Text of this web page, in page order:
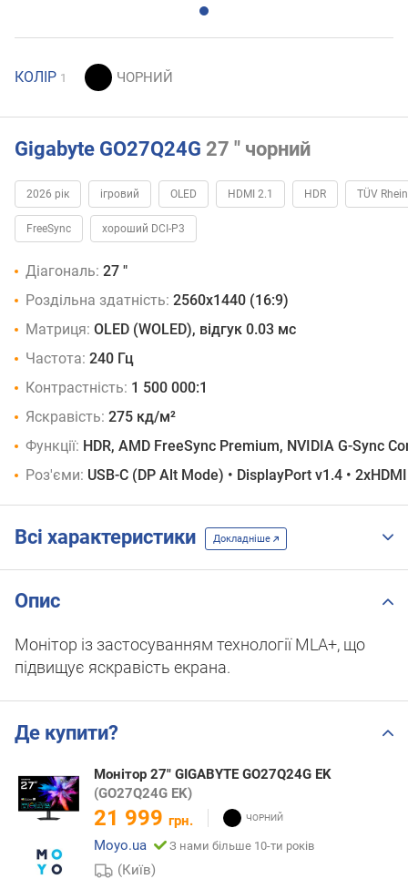
КОЛІР 1
Gigabyte GO27Q24G 27 " чорний
2026 рік ігровий OLED HDMI 2.1 HDR TÜV
FreeSync хороший DCI-P3
Діагональ: 27 "
Роздільна здатність: 2560x1440 (16:9)
Матриця: OLED (WOLED), відгук 0.03 мс
Частота: 240 Гц
Контрастність: 1 500 000:1
Яскравість: 275 кд/м²
Функції: HDR, AMD FreeSync Premium, NVIDIA G-Sync
Роз'єми: USB-C (DP Alt Mode) • DisplayPort v1.4 •
Всі характеристики Докладніше
Опис
Монітор із застосуванням технології MLA+, що
підвищує яскравість екрана.
Де купити?
Монітор 27" GIGABYTE GO27Q24G EK
(GO27Q24G EK)
21 999 грн.
Moyo.ua
З нами більше 10-ти років
(Київ)